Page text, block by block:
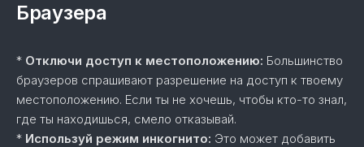
Браузера
* Отключи доступ к местоположению: Большинство
браузеров спрашивают разрешение на доступ к твоему
местоположению. Если ты не хочешь, чтобы кто-то знал,
где ты находишься, смело отказывай.
* Используй режим инкогнито: Это может добавить